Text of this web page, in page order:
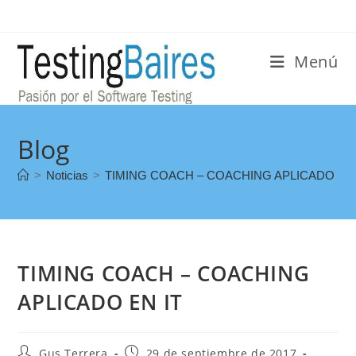
Menú
Blog
> Noticias > TIMING COACH – COACHING APLICADO
TIMING COACH – COACHING
APLICADO EN IT